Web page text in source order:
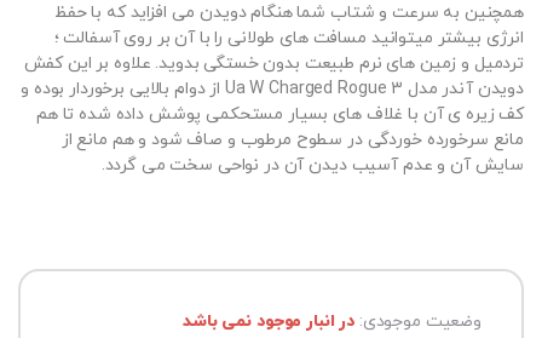
همچنین به سرعت و شتاب شما هنگام دویدن می افزاید که با حفظ
انرژی بیشتر میتوانید مسافت های طولانی را با آن بر روی آسفالت ‌؛
تردمیل و زمین های نرم طبیعت بدون خستگی بدوید. علاوه بر این کفش
دویدن آندر مدل Ua W Charged Rogue 3 از دوام بالایی برخوردار بوده و
کف زیره ی آن با غلاف های بسیار مستحکمی پوشش داده شده تا هم
مانع سرخورده خوردگی در سطوح مرطوب و صاف شود و هم مانع از
سایش آن و عدم آسیب دیدن آن در نواحی سخت می گردد.
وضعیت موجودی:در انبار موجود نمی باشد